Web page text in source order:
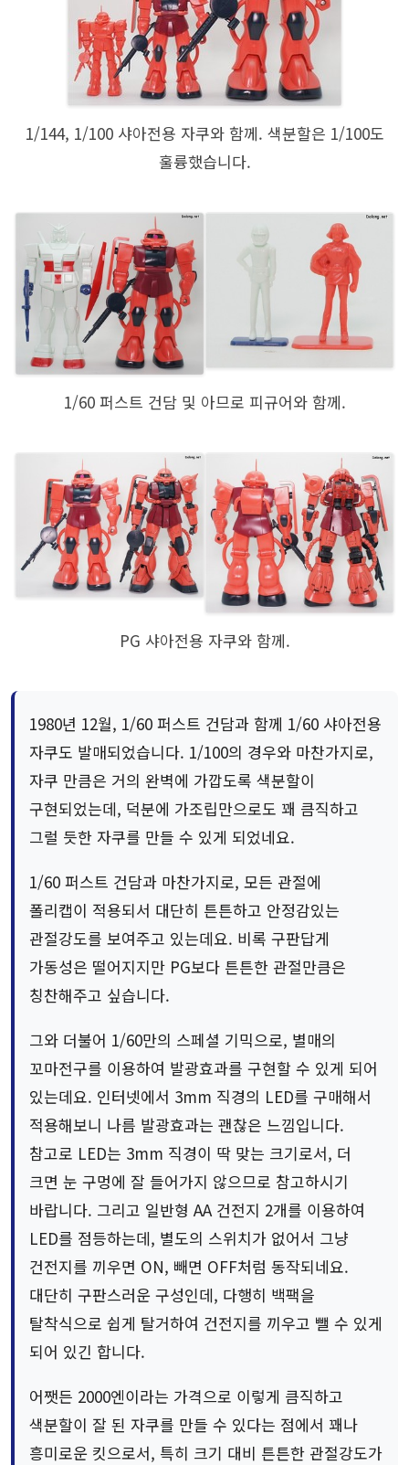
1/144, 1/100 샤아전용 자쿠와 함께. 색분할은 1/100도
훌륭했습니다.
1/60 퍼스트 건담 및 아므로 피규어와 함께.
PG 샤아전용 자쿠와 함께.
1980년 12월, 1/60 퍼스트 건담과 함께 1/60 샤아전용
자쿠도 발매되었습니다. 1/100의 경우와 마찬가지로,
자쿠 만큼은 거의 완벽에 가깝도록 색분할이
구현되었는데, 덕분에 가조립만으로도 꽤 큼직하고
그럴 듯한 자쿠를 만들 수 있게 되었네요.
1/60 퍼스트 건담과 마찬가지로, 모든 관절에
폴리캡이 적용되서 대단히 튼튼하고 안정감있는
관절강도를 보여주고 있는데요. 비록 구판답게
가동성은 떨어지지만 PG보다 튼튼한 관절만큼은
칭찬해주고 싶습니다.
그와 더불어 1/60만의 스페셜 기믹으로, 별매의
꼬마전구를 이용하여 발광효과를 구현할 수 있게 되어
있는데요. 인터넷에서 3mm 직경의 LED를 구매해서
적용해보니 나름 발광효과는 괜찮은 느낌입니다.
참고로 LED는 3mm 직경이 딱 맞는 크기로서, 더
크면 눈 구멍에 잘 들어가지 않으므로 참고하시기
바랍니다. 그리고 일반형 AA 건전지 2개를 이용하여
LED를 점등하는데, 별도의 스위치가 없어서 그냥
건전지를 끼우면 ON, 빼면 OFF처럼 동작되네요.
대단히 구판스러운 구성인데, 다행히 백팩을
탈착식으로 쉽게 탈거하여 건전지를 끼우고 뺄 수 있게
되어 있긴 합니다.
어쨋든 2000엔이라는 가격으로 이렇게 큼직하고
색분할이 잘 된 자쿠를 만들 수 있다는 점에서 꽤나
흥미로운 킷으로서, 특히 크기 대비 튼튼한 관절강도가